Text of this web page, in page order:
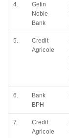
4.
Getin
Noble
Bank
5.
Credit
Agricole
6.
Bank
BPH
7.
Credit
Agricole